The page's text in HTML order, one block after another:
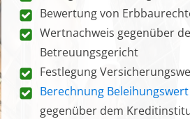
Bewertung von
Wertnachweis gegenüber
Betreuungsgericht
Festlegung
Berechnung Beleihungswert
gegenüber dem